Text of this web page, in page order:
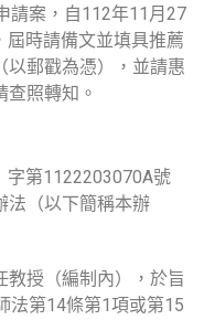
請案，自112年11月27
屆時請備文並填具推薦
以郵戳為憑），並請惠
照轉知。
字第1122203070A號
法（以下簡稱本辦
教授（編制內），於旨
法第14條第1項或第15